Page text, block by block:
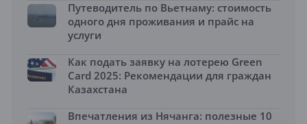
Путеводитель по Вьетнаму: стоимость
одного дня проживания и прайс на
услуги
Как подать заявку на лотерею Green
Card 2025: Рекомендации для граждан
Казахстана
Впечатления из Нячанга: полезные 10